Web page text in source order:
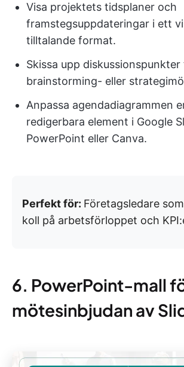
Visa projektets tidsplaner och
framstegsuppdateringar i ett
tilltalande format.
Skissa upp
brainstorming- eller
Anpassa agendadiagrammen
redigerbara element i Google
PowerPoint eller Canva.
Perfekt för: Företagsledare
koll på arbetsförloppet och
6. PowerPoint-mall
mötesinbjudan av